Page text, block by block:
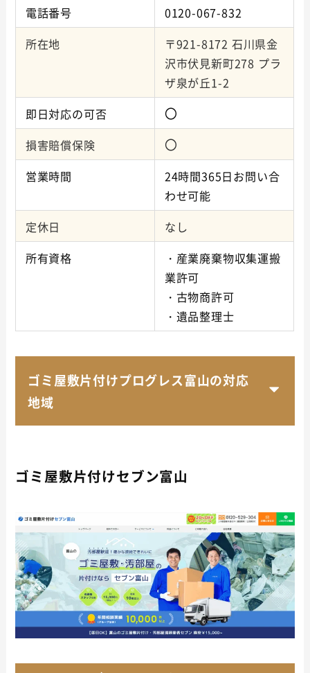
電話番号
0120-067-832
所在地
〒921-8172 石川県金
沢市伏見新町278 プラ
ザ泉が丘1-2
即日対応の可否
〇
損害賠償保険 〇
営業時間
24時間365日お問い合
わせ可能
定休日
なし
所有資格
・産業廃棄物収集運搬
業許可
・古物商許可
・遺品整理士
ゴミ屋敷片付けプログレス富山の対応
地域
ゴミ屋敷片付けセブン富山